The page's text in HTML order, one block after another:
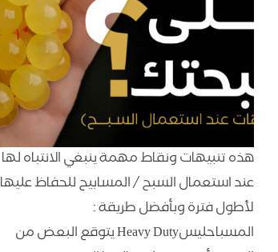
هذه تنبيهات ونقاط مهمة ينبغي الانتباه لها
عند استعمال السبح / المسابيح للحفاظ عليها
لأطول فترة وبأفضل طريقة :
المسباحليسHeavy Duty يتوقع البعض من